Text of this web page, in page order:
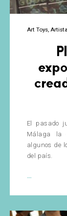
Art Toys
El pasado
Málaga la
algunos de
del país.
…
Resina,